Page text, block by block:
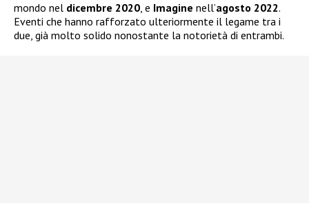
mondo nel dicembre 2020 , e Imagine nell’agosto 2022.
Eventi che hanno rafforzato ulteriormente il legame tra i
due, già molto solido nonostante la notorietà di entrambi.